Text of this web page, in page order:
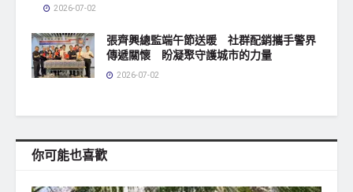
2026-07-02
張齊興總監端午節送暖 社群配銷攜手警界
傳遞關懷 盼凝聚守護城市的力量
2026-07-02
你可能也喜歡